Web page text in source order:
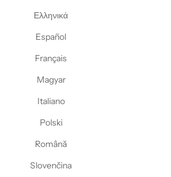
Ελληνικά
Español
Français
Magyar
Italiano
Polski
Română
Slovenčina